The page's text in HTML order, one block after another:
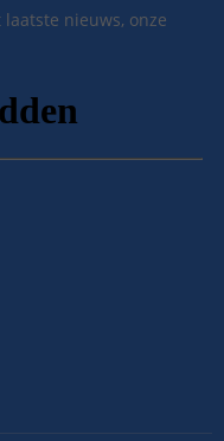
nieuws, onze